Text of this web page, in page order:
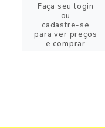
Faça seu login
ou
cadastre-se
para ver preços
e comprar